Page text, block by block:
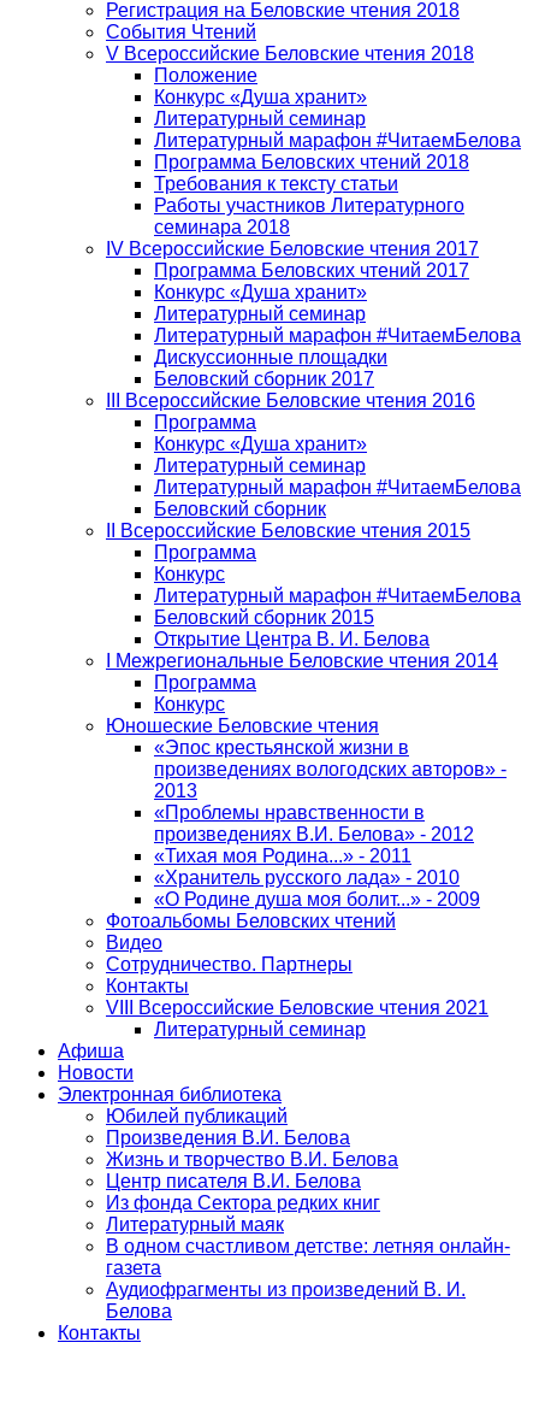
Регистрация на Беловские чтения 2018
События Чтений
V Всероссийские Беловские чтения 2018
Положение
Конкурс «Душа хранит»
Литературный семинар
Литературный марафон #ЧитаемБелова
Программа Беловских чтений 2018
Требования к тексту статьи
Работы участников Литературного
семинара 2018
IV Всероссийские Беловские чтения 2017
Программа Беловских чтений 2017
Конкурс «Душа хранит»
Литературный семинар
Литературный марафон #ЧитаемБелова
Дискуссионные площадки
Беловский сборник 2017
III Всероссийские Беловские чтения 2016
Программа
Конкурс «Душа хранит»
Литературный семинар
Литературный марафон #ЧитаемБелова
Беловский сборник
II Всероссийские Беловские чтения 2015
Программа
Конкурс
Литературный марафон #ЧитаемБелова
Беловский сборник 2015
Открытие Центра В. И. Белова
I Межрегиональные Беловские чтения 2014
Программа
Конкурс
Юношеские Беловские чтения
«Эпос крестьянской жизни в
произведениях вологодских авторов» -
2013
«Проблемы нравственности в
произведениях В.И. Белова» - 2012
«Тихая моя Родина...» - 2011
«Хранитель русского лада» - 2010
«О Родине душа моя болит...» - 2009
Фотоальбомы Беловских чтений
Видео
Сотрудничество. Партнеры
Контакты
VIII Всероссийские Беловские чтения 2021
Литературный семинар
Афиша
Новости
Электронная библиотека
Юбилей публикаций
Произведения В.И. Белова
Жизнь и творчество В.И. Белова
Центр писателя В.И. Белова
Из фонда Сектора редких книг
Литературный маяк
В одном счастливом детстве: летняя онлайн-
газета
Аудиофрагменты из произведений В. И.
Белова
Контакты